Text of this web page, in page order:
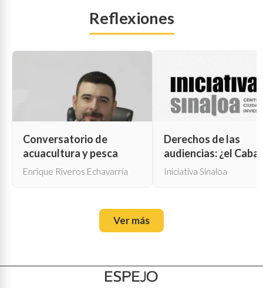
Reflexiones
Conversatorio de
acuacultura y pesca
Enrique Riveros Echavarría
Derechos de las
audiencias: ¿el
de Troya para la
Iniciativa Sinaloa
Ver más